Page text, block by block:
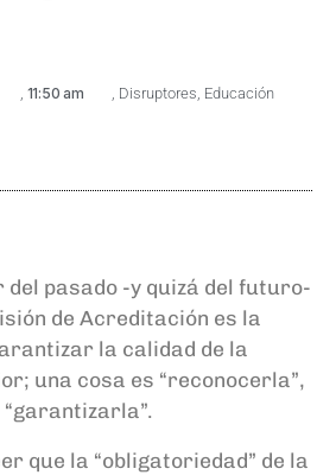
, 11:50 am , Disruptores, Educación
del pasado -y quizá del futuro-
de Acreditación es la
la calidad de la
una cosa es “reconocerla”,
que la “obligatoriedad” de la